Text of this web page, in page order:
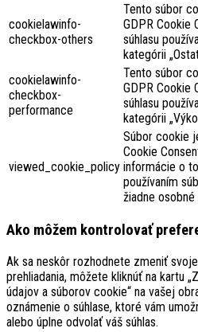
cookielawinfo-
checkbox-others
Tento súbor
GDPR Cookie
súhlasu
kategórii
cookielawinfo-
checkbox-
performance
Tento súbor
GDPR Cookie
súhlasu
kategórii
viewed_cookie_policy
Súbor cookie
Cookie
informácie o
používaním
žiadne osobné
Ako môžem kontrolovať
Ak sa neskôr rozhodnete zmeniť
prehliadania, môžete kliknúť na kartu
údajov a súborov cookie“ na vašej
oznámenie o súhlase, ktoré vám
alebo úplne odvolať váš súhlas.